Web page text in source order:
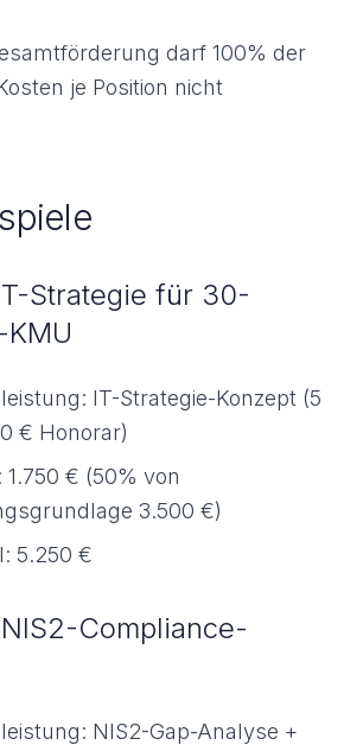
darf 100% der
je Position nicht
Strategie für 30-
IT-Strategie-Konzept (5
€ Honorar)
€ (50% von
3.500 €)
5.250 €
Compliance-
NIS2-Gap-Analyse +